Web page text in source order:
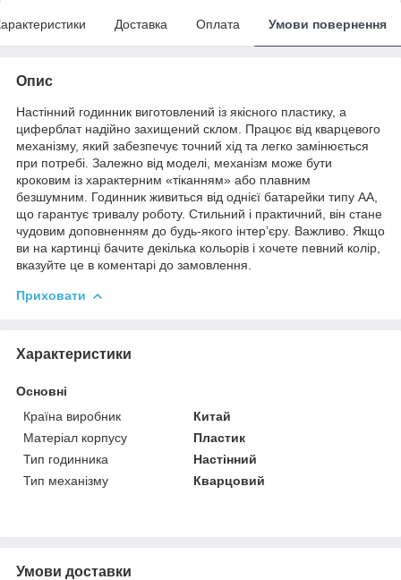
Доставка Оплата Умови повернення
Опис
Настінний годинник виготовлений із якісного пластику, а
циферблат надійно захищений склом. Працює від кварцевого
механізму, який забезпечує точний хід та легко замінюється
при потребі. Залежно від моделі, механізм може бути
кроковим із характерним «тіканням» або плавним
безшумним. Годинник живиться від однієї батарейки типу АА,
що гарантує тривалу роботу. Стильний і практичний, він стане
чудовим доповненням до будь-якого інтер’єру. Важливо. Якщо
ви на картинці бачите декілька кольорів і хочете певний колір,
вказуйте це в коментарі до замовлення.
Приховати
Характеристики
Основні
Країна виробник
Китай
Матеріал корпусу
Пластик
Тип годинника
Настінний
Тип механізму
Кварцовий
Умови доставки